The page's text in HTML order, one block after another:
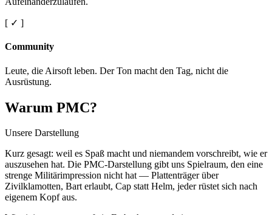
[ ✓ ]
Community
Leute, die Airsoft leben. Der Ton macht den Tag, nicht die
Ausrüstung.
Warum PMC?
Unsere Darstellung
Kurz gesagt: weil es Spaß macht und niemandem vorschreibt, wie er
auszusehen hat. Die PMC-Darstellung gibt uns Spielraum, den eine
strenge Militärimpression nicht hat — Plattenträger über
Zivilklamotten, Bart erlaubt, Cap statt Helm, jeder rüstet sich nach
eigenem Kopf aus.